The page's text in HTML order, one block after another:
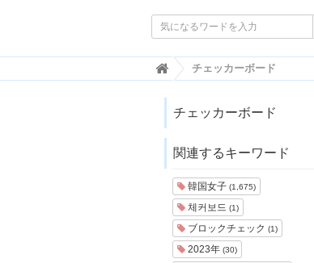
韓
国
レ
情
・
韓
国
ま
と
め
チェッカーボード
チェッカーボード
関連するキーワード
韓国女子 (1,675)
체커보드 (1)
ブロックチェック (1)
2023年 (30)